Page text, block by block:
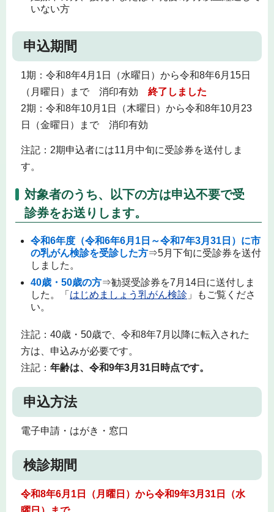
いない方
申込期間
1期：令和8年4月1日（水曜日）から令和8年6月15日
（月曜日）まで 消印有効
終了しました
2期：令和8年10月1日（木曜日）から令和8年10月23
日（金曜日）まで 消印有効
注記：2期申込者には11月中旬に受診券を送付しま
す。
対象者のうち、以下の方は申込不要で受
診券をお送りします。
令和6年度（令和6年6月1日～令和7年3月31日）に市
の乳がん検診を受診した方⇒5月下旬に受診券を送付
しました。
40歳・50歳の方⇒勧奨受診券を7月14日に送付しま
した。「 はじめましょう乳がん検診 」もご覧くださ
い。
注記：40歳・50歳で、令和8年7月以降に転入された
方は、申込みが必要です。
注記： 年齢は、令和9年3月31日時点です。
申込方法
電子申請・はがき・窓口
検診期間
令和8年6月1日（月曜日）から令和9年3月31日（水